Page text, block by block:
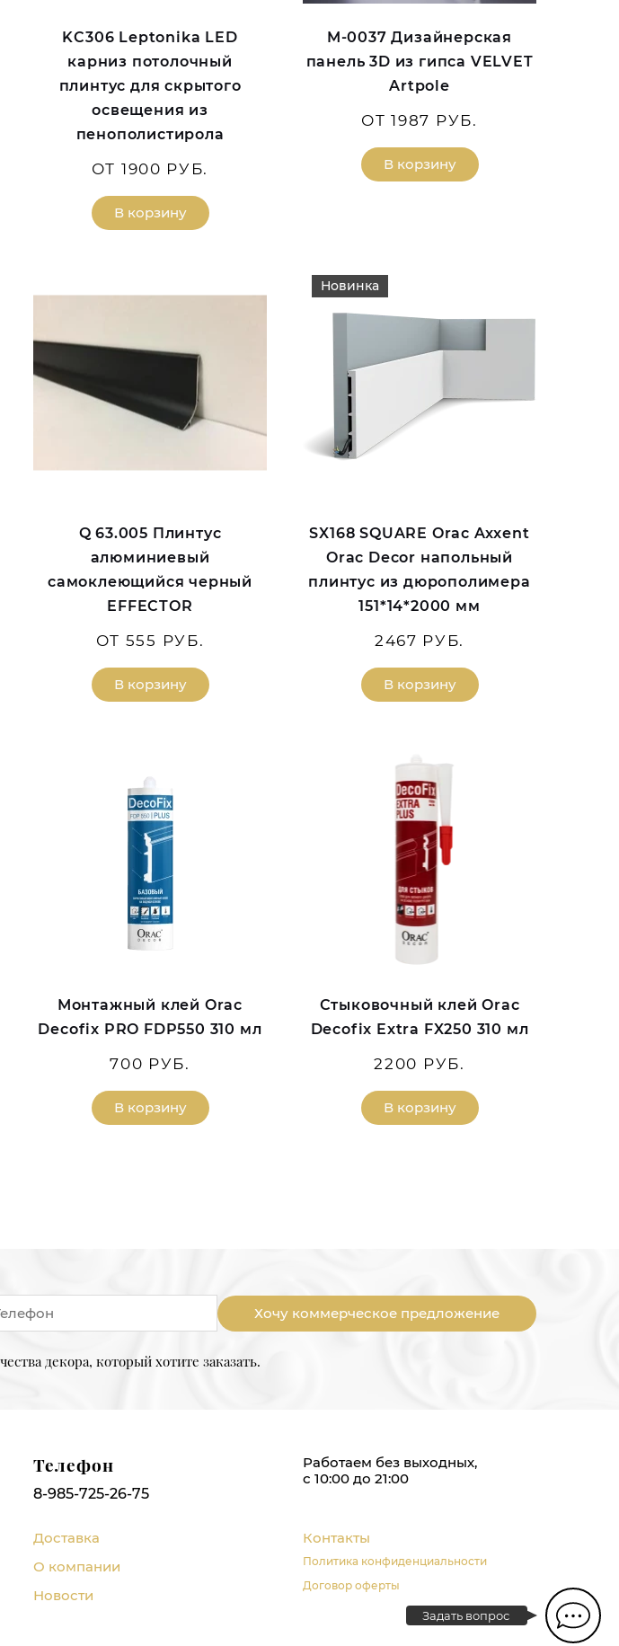
Задать вопрос
KC306 Leptonika LED
карниз потолочный
плинтус для скрытого
освещения из
пенополистирола
ОТ 1900 РУБ.
В корзину
M-0037 Дизайнерская
панель 3D из гипса VELVET
Artpole
ОТ 1987 РУБ.
В корзину
Q 63.005 Плинтус
алюминиевый
самоклеющийся черный
EFFECTOR
ОТ 555 РУБ.
В корзину
Новинка
SX168 SQUARE Orac Axxent
Orac Decor напольный
плинтус из дюрополимера
151*14*2000 мм
2467 РУБ.
В корзину
Монтажный клей Orac
Decofix PRO FDP550 310 мл
700 РУБ.
В корзину
Стыковочный клей Orac
Decofix Extra FX250 310 мл
2200 РУБ.
В корзину
Хочу коммерческое предложение
декора, который хотите заказать.
Телефон
8-985-725-26-75
Работаем без выходных,
с 10:00 до 21:00
Доставка
О компании
Новости
Контакты
Политика конфиденциальности
Договор оферты